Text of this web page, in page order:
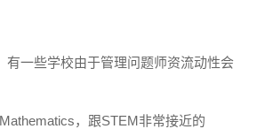
一些学校由于管理问题师资流动性会
，跟STEM非常接近的